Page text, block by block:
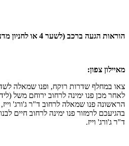
הוראות הגעה ברכב (לשער 4 או לחניון מדעי החברה):
מאיילון צפון:
צאו במחלף שדרות רוקח, ופנו שמאלה
לאחר מכן פנו ימינה לרחוב ירוחם משל
הראשונה פנו שמאלה לרחוב ד"ר ג'ורג'
בהגיעכם לרמזור פנו ימינה לרחוב חיים
ד"ר ג'ורג' וייז.